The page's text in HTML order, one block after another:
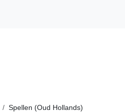
Spellen (Oud Hollands)